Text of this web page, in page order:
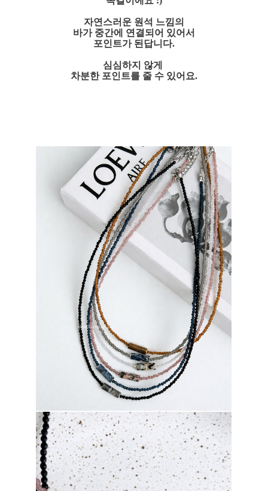
자연스러운 원석 느낌의
바가 중간에 연결되어 있어서
포인트가 된답니다.
심심하지 않게
차분한 포인트를 줄 수 있어요.